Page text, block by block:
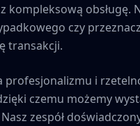
obsługę.
czy
transakcji.
profesjonalizmu i
czemu możemy
zespół